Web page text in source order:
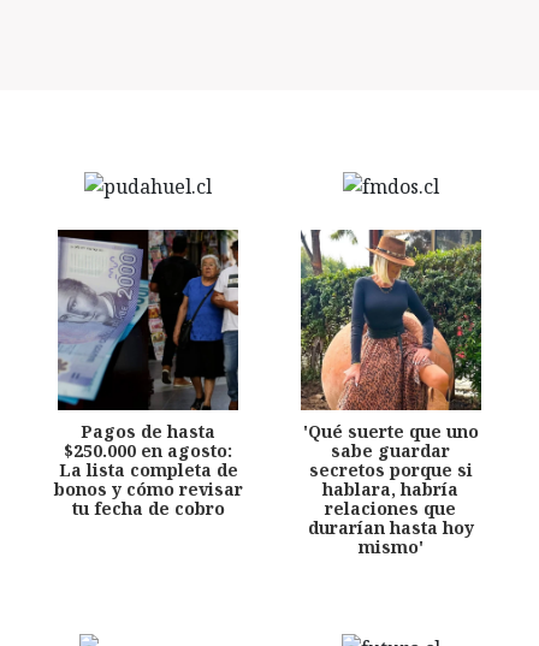
Pagos de hasta
$250.000 en agosto:
La lista completa de
bonos y cómo revisar
tu fecha de cobro
'Qué suerte que uno
sabe guardar
secretos porque si
hablara, habría
relaciones que
durarían hasta hoy
mismo'